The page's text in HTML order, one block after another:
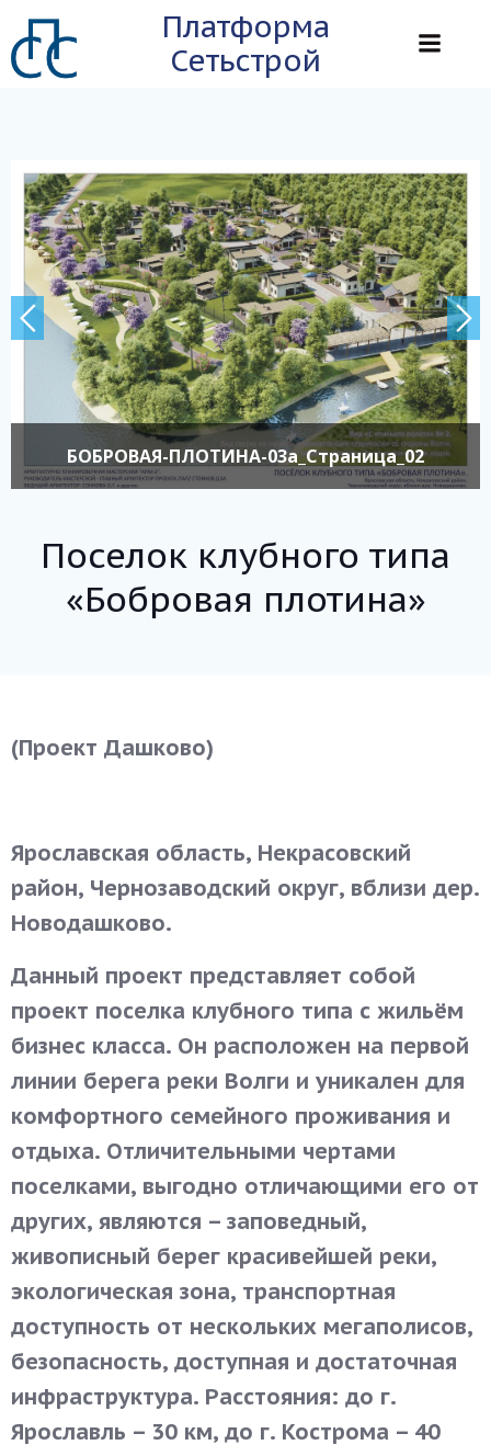
к
содержимому
Платформа
Сетьстрой
БОБРОВАЯ-ПЛОТИНА-03а_Страница_02
Поселок клубного типа
«Бобровая плотина»
(Проект Дашково)
Ярославская область, Некрасовский
район, Чернозаводский округ, вблизи дер.
Новодашково.
Данный проект представляет собой
проект поселка клубного типа с жильём
бизнес класса. Он расположен на первой
линии берега реки Волги и уникален для
комфортного семейного проживания и
отдыха. Отличительными чертами
поселками, выгодно отличающими его от
других, являются – заповедный,
живописный берег красивейшей реки,
экологическая зона, транспортная
доступность от нескольких мегаполисов,
безопасность, доступная и достаточная
инфраструктура. Расстояния: до г.
Ярославль – 30 км, до г. Кострома – 40